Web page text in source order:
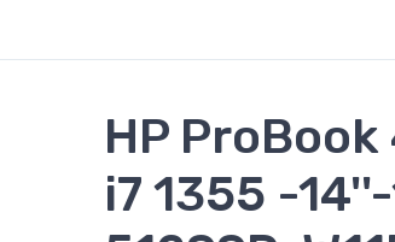
HP ProBook
i7 1355 -